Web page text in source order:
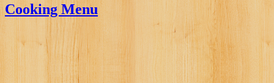
Cooking Menu